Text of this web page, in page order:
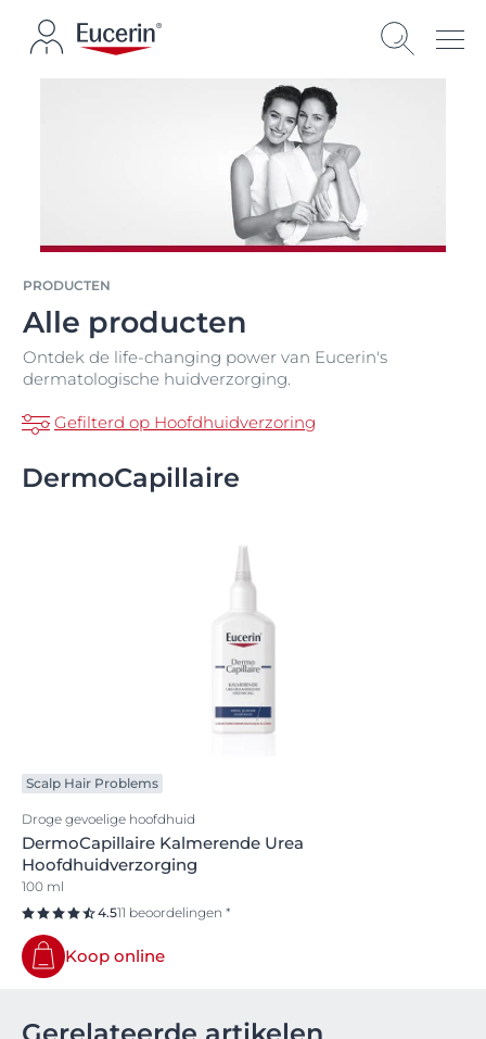
PRODUCTEN
Alle producten
Ontdek de life-changing power van Eucerin's
dermatologische huidverzorging.
Gefilterd op Hoofdhuidverzoring
DermoCapillaire
Scalp Hair Problems
Droge gevoelige hoofdhuid
DermoCapillaire Kalmerende Urea
Hoofdhuidverzorging
100 ml
4.511 beoordelingen *
Koop online